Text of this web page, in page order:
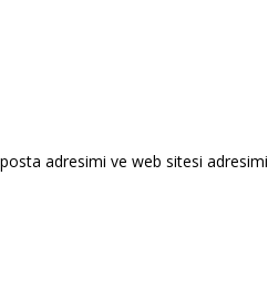
posta adresimi ve web sitesi adresimi